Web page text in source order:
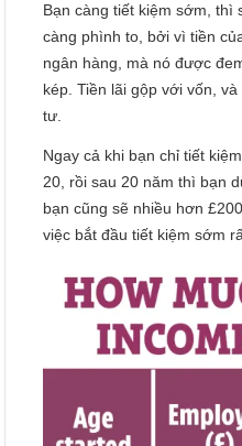
Bạn càng tiết kiệm sớm, thì
càng phình to, bởi vì tiền
ngân hàng, mà nó được
kép. Tiền lãi gộp với vốn,
tư.
Ngay cả khi bạn chỉ tiết
20, rồi sau 20 năm thì bạn
bạn cũng sẽ nhiều hơn
việc bắt đầu tiết kiệm sớm